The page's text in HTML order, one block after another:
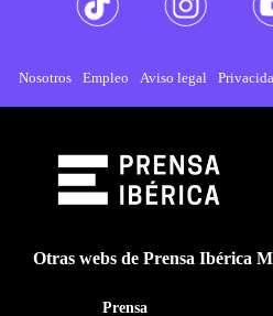
Nosotros Empleo Aviso legal
Otras webs de Prensa Ibérica
Prensa